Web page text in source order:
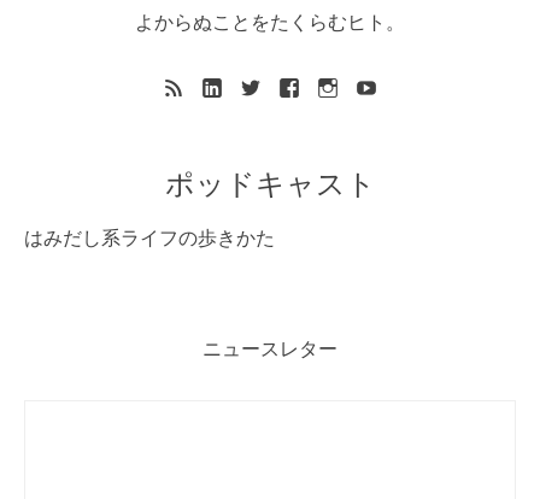
よからぬことをたくらむヒト。
ポッドキャスト
はみだし系ライフの歩きかた
ニュースレター